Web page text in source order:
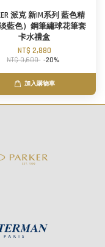
派克 新IM系列 藍色精
藍色）鋼筆繡球花筆套
卡水禮盒
NT$ 2,880
NT$ 3,600 -20%
加入購物車